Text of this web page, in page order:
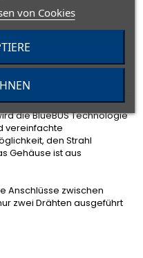
ANHÄNGE
die BlueBUS Technologie
vereinfachte
den Strahl
Gehäuse ist aus
Anschlüsse zwischen
zwei Drähten ausgeführt
von Cookies